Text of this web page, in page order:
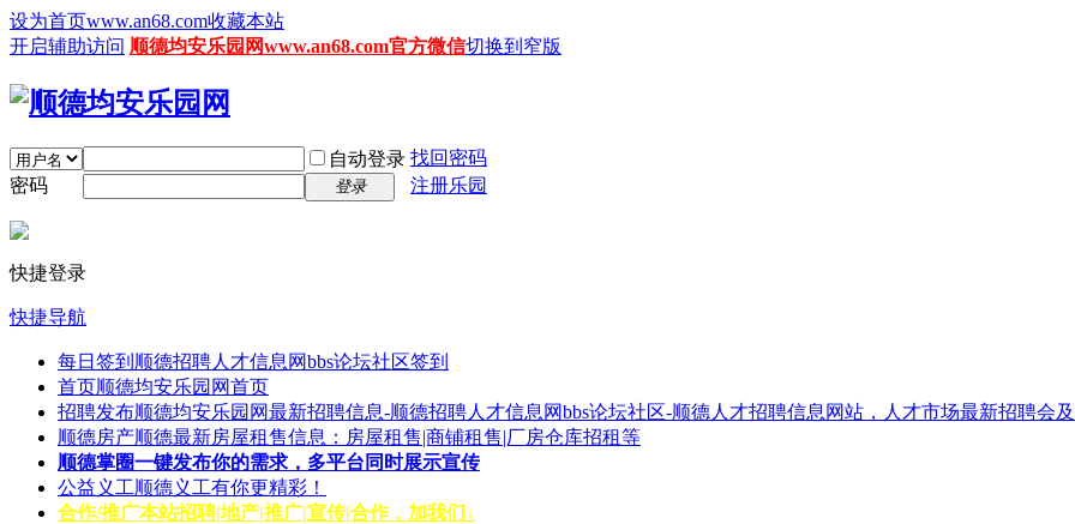
设为首页www.an68.com收藏本站
开启辅助访问 顺德均安乐园网www.an68.com官方微信切换到窄版
自动登录 找回密码
密码
登录 注册乐园
快捷登录
快捷导航
每日签到 顺德招聘人才信息网bbs论坛社区签到
首页顺德均安乐园网首页
招聘发布顺德均安乐园网最新招聘信息-顺德招聘人才信息网bbs论坛社区-顺德人才招聘信息网站，人才市场最新招聘会
顺德房产顺德最新房屋租售信息：房屋租售|商铺租售|厂房仓库招租等
顺德掌圈一键发布你的需求，多平台同时展示宣传
公益义工顺德义工有你更精彩！
合作/推广本站招聘|地产|推广|宣传|合作，加我们↓